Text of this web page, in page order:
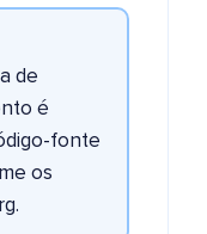
de
é
fonte
os